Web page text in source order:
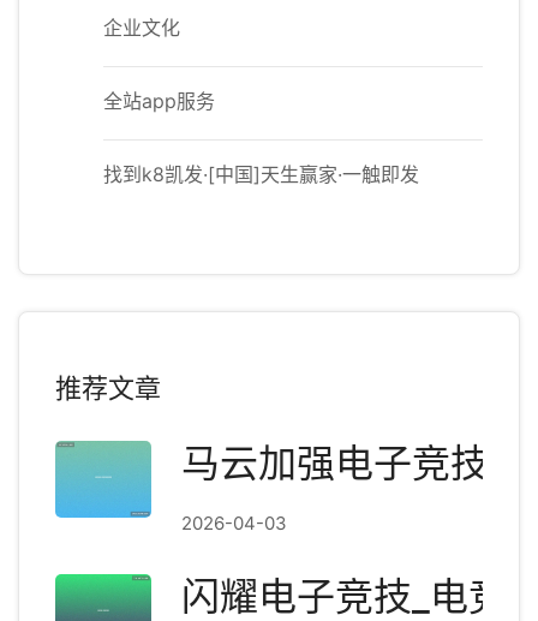
企业文化
全站app服务
找到k8凯发·[中国]天生赢家·一触即发
推荐文章
马云加强电子竞技-
2026-04-03
闪耀电子竞技_电竞